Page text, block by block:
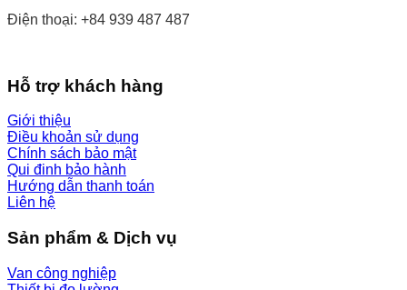
Điện thoại: +84 939 487 487
Hỗ trợ khách hàng
Giới thiệu
Điều khoản sử dụng
Chính sách bảo mật
Qui đinh bảo hành
Hướng dẫn thanh toán
Liên hệ
Sản phẩm & Dịch vụ
Van công nghiệp